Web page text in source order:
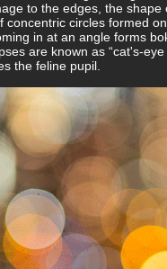
to the edges, the shape
concentric circles formed
in at an angle forms
are known as “cat's-
the feline pupil.